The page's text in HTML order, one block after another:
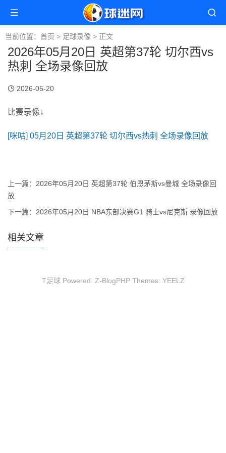
当前位置： 首页 > 足球录像 > 正文
2026年05月20日 英超第37轮 切尔西vs
热刺 全场录像回放
2026-05-20
比赛录像↓
[咪咕] 05月20日 英超第37轮 切尔西vs热刺 全场录像回放
上一篇： 2026年05月20日 英超第37轮 伯恩茅斯vs曼城 全场录像回
放
下一篇： 2026年05月20日 NBA东部决赛G1 骑士vs尼克斯 录像回放
相关文章
T足球 Powered: Z-BlogPHPThemes: YEELZ